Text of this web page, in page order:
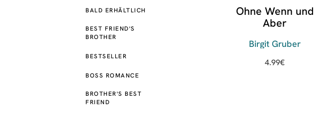
Ohne Wenn und
Aber
Birgit Gruber
4.99€
BALD ERHÄLTLICH
BEST FRIEND'S
BROTHER
BESTSELLER
BOSS ROMANCE
BROTHER'S BEST
FRIEND